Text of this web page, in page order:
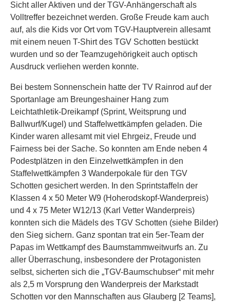
Sicht aller Aktiven und der TGV-Anhängerschaft als
Volltreffer bezeichnet werden. Große Freude kam auch
auf, als die Kids vor Ort vom TGV-Hauptverein allesamt
mit einem neuen T-Shirt des TGV Schotten bestückt
wurden und so der Teamzugehörigkeit auch optisch
Ausdruck verliehen werden konnte.
Bei bestem Sonnenschein hatte der TV Rainrod auf der
Sportanlage am Breungeshainer Hang zum
Leichtathletik-Dreikampf (Sprint, Weitsprung und
Ballwurf/Kugel) und Staffelwettkämpfen geladen. Die
Kinder waren allesamt mit viel Ehrgeiz, Freude und
Fairness bei der Sache. So konnten am Ende neben 4
Podestplätzen in den Einzelwettkämpfen in den
Staffelwettkämpfen 3 Wanderpokale für den TGV
Schotten gesichert werden. In den Sprintstaffeln der
Klassen 4 x 50 Meter W9 (Hoherodskopf-Wanderpreis)
und 4 x 75 Meter W12/13 (Karl Vetter Wanderpreis)
konnten sich die Mädels des TGV Schotten (siehe Bilder)
den Sieg sichern. Ganz spontan trat ein 5er-Team der
Papas im Wettkampf des Baumstammweitwurfs an. Zu
aller Überraschung, insbesondere der Protagonisten
selbst, sicherten sich die „TGV-Baumschubser“ mit mehr
als 2,5 m Vorsprung den Wanderpreis der Markstadt
Schotten vor den Mannschaften aus Glauberg [2 Teams],